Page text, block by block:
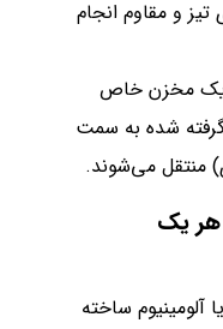
تیز و مقاوم انجام
یک مخزن خاص
شده به سمت
منتقل می‌شوند.
هر یک
ساخته